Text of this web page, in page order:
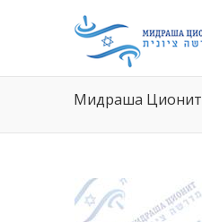
Мидраша Ционит